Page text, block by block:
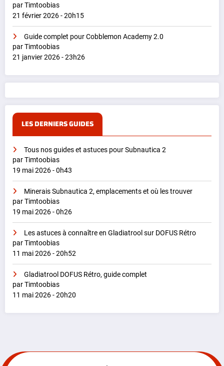
par Timtoobias
21 février 2026 - 20h15
Guide complet pour Cobblemon Academy 2.0
par Timtoobias
21 janvier 2026 - 23h26
LES DERNIERS GUIDES
Tous nos guides et astuces pour Subnautica 2
par Timtoobias
19 mai 2026 - 0h43
Minerais Subnautica 2, emplacements et où les trouver
par Timtoobias
19 mai 2026 - 0h26
Les astuces à connaître en Gladiatrool sur DOFUS Rétro
par Timtoobias
11 mai 2026 - 20h52
Gladiatrool DOFUS Rétro, guide complet
par Timtoobias
11 mai 2026 - 20h20